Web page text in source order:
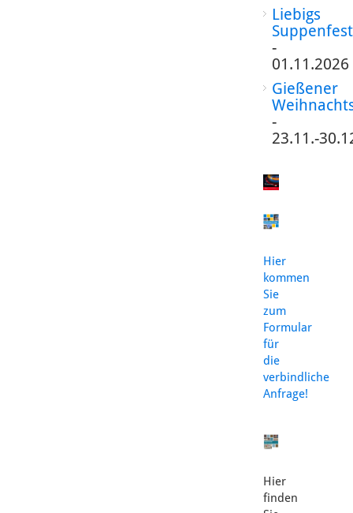
Liebigs
Suppenfest
-
01.11.2026
Gießener
-
23.11.-
Hier
kommen
Sie
zum
Formular
für
die
verbindliche
Anfrage!
Hier
finden